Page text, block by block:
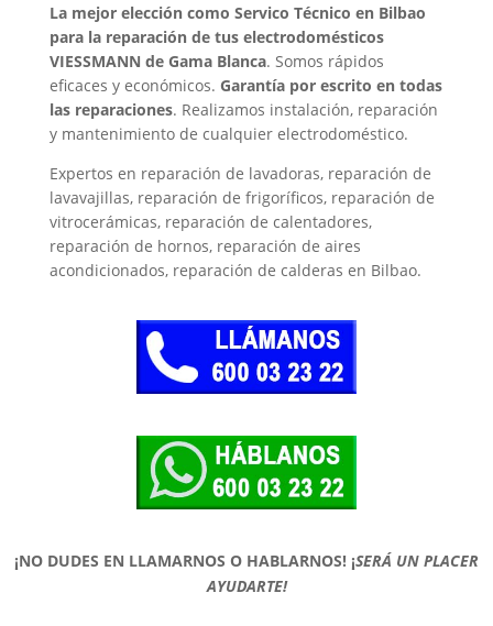
La mejor elección como Servico Técnico en Bilbao
para la reparación de tus electrodomésticos
VIESSMANN de Gama Blanca. Somos rápidos
eficaces y económicos. Garantía por escrito en todas
las reparaciones. Realizamos instalación, reparación
y mantenimiento de cualquier electrodoméstico.
Expertos en reparación de lavadoras, reparación de
lavavajillas, reparación de frigoríficos, reparación de
vitrocerámicas, reparación de calentadores,
reparación de hornos, reparación de aires
acondicionados, reparación de calderas en Bilbao.
¡NO DUDES EN LLAMARNOS O HABLARNOS! ¡SERÁ UN PLACER
AYUDARTE!